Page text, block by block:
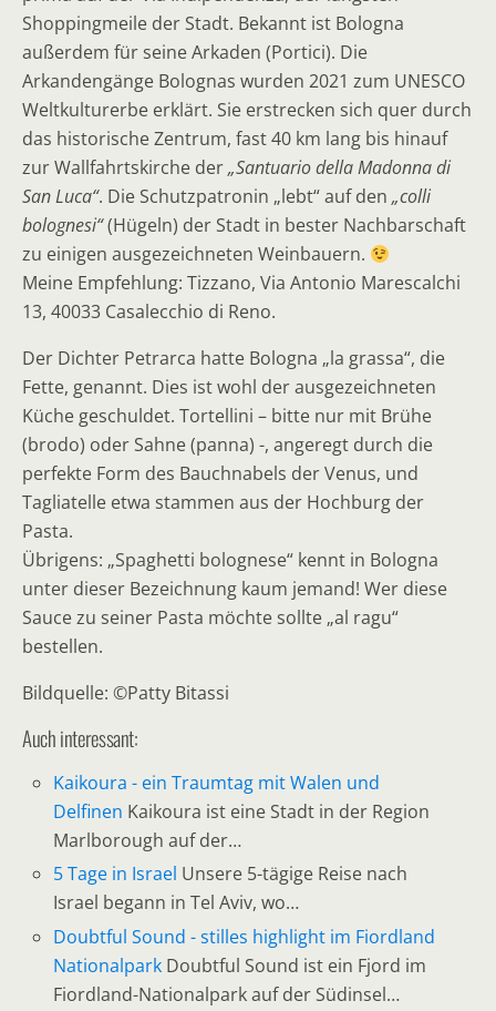
Shoppingmeile der Stadt. Bekannt ist Bologna
außerdem für seine Arkaden (Portici). Die
Arkandengänge Bolognas wurden 2021 zum UNESCO
Weltkulturerbe erklärt. Sie erstrecken sich quer durch
das historische Zentrum, fast 40 km lang bis hinauf
zur Wallfahrtskirche der„Santuario della Madonna di
San Luca“. Die Schutzpatronin „lebt“ auf den „colli
bolognesi“(Hügeln) der Stadt in bester Nachbarschaft
zu einigen ausgezeichneten Weinbauern.
Meine Empfehlung: Tizzano, Via Antonio Marescalchi
13, 40033 Casalecchio di Reno.
Der Dichter Petrarca hatte Bologna „la grassa“, die
Fette, genannt. Dies ist wohl der ausgezeichneten
Küche geschuldet. Tortellini – bitte nur mit Brühe
(brodo) oder Sahne (panna) -, angeregt durch die
perfekte Form des Bauchnabels der Venus, und
Tagliatelle etwa stammen aus der Hochburg der
Pasta.
Übrigens: „Spaghetti bolognese“ kennt in Bologna
unter dieser Bezeichnung kaum jemand! Wer diese
Sauce zu seiner Pasta möchte sollte „al ragu“
bestellen.
Bildquelle: ©Patty Bitassi
Auch interessant:
Kaikoura - ein Traumtag mit Walen und
Delfinen Kaikoura ist eine Stadt in der Region
Marlborough auf der…
5 Tage in Israel Unsere 5-tägige Reise nach
Israel begann in Tel Aviv, wo…
Doubtful Sound - stilles highlight im Fiordland
Nationalpark Doubtful Sound ist ein Fjord im
Fiordland-Nationalpark auf der Südinsel…